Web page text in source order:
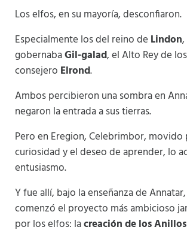
Los elfos, en su mayoría, desconfiaron.
Especialmente los del reino de Lindon
gobernabaGil-galad, el Alto Rey de
consejero Elrond.
Ambos percibieron una sombra en
negaron la entrada a sus tierras.
Pero en Eregion, Celebrimbor, movido
curiosidad y el deseo de aprender, lo
entusiasmo.
Y fue allí, bajo la enseñanza de
comenzó el proyecto más ambicioso
por los elfos: lacreación de los